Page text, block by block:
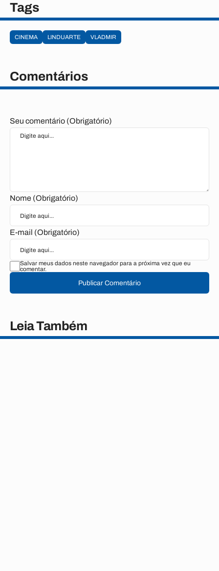
Tags
CINEMA LINDUARTE VLADMIR
Comentários
Seu comentário (Obrigatório)
Nome (Obrigatório)
E-mail (Obrigatório)
Salvar meus dados neste navegador para a próxima vez que eu
comentar.
Publicar Comentário
Leia Também